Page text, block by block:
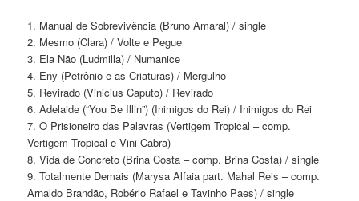
1. Manual de Sobrevivência (Bruno Amaral) / single
2. Mesmo (Clara) / Volte e Pegue
3. Ela Não (Ludmilla) / Numanice
4. Eny (Petrônio e as Criaturas) / Mergulho
5. Revirado (Vinicius Caputo) / Revirado
6. Adelaide (“You Be Illin”) (Inimigos do Rei) / Inimigos do Rei
7. O Prisioneiro das Palavras (Vertigem Tropical – comp.
Vertigem Tropical e Vini Cabra)
8. Vida de Concreto (Brina Costa – comp. Brina Costa) / single
9. Totalmente Demais (Marysa Alfaia part. Mahal Reis – comp.
Arnaldo Brandão, Robério Rafael e Tavinho Paes) / single